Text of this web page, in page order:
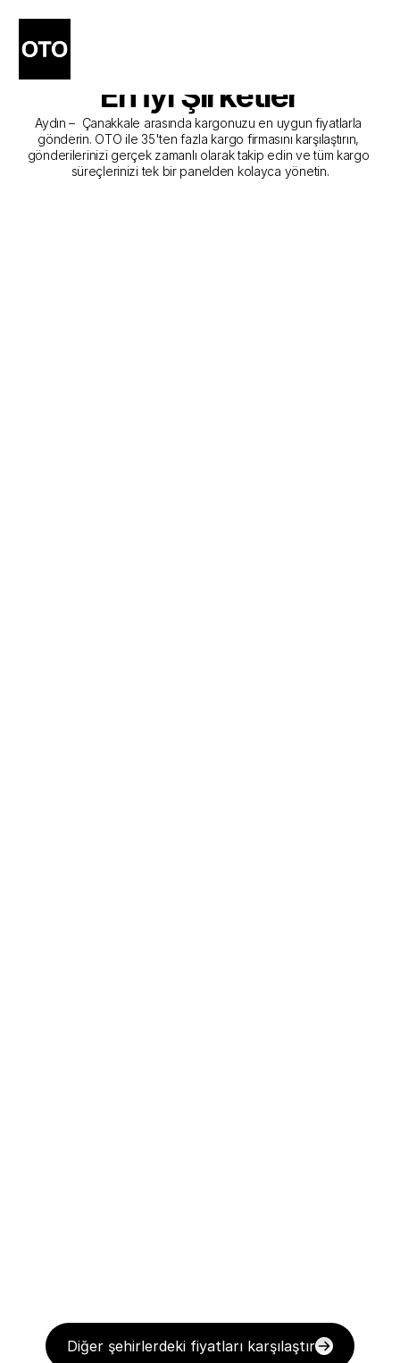
Aydın - Çanakkale Kargo
Gönderim Hizmeti Sunan
En İyi Şirketler
Aydın –  Çanakkale arasında kargonuzu en uygun fiyatlarla
gönderin. OTO ile 35'ten fazla kargo firmasını karşılaştırın,
gönderilerinizi gerçek zamanlı olarak takip edin ve tüm kargo
süreçlerinizi tek bir panelden kolayca yönetin.
Diğer şehirlerdeki fiyatları karşılaştır